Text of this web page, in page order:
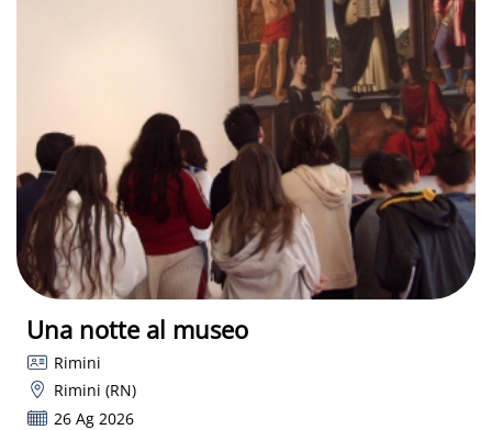
Una notte al museo
Rimini
Rimini (RN)
26 Ag 2026